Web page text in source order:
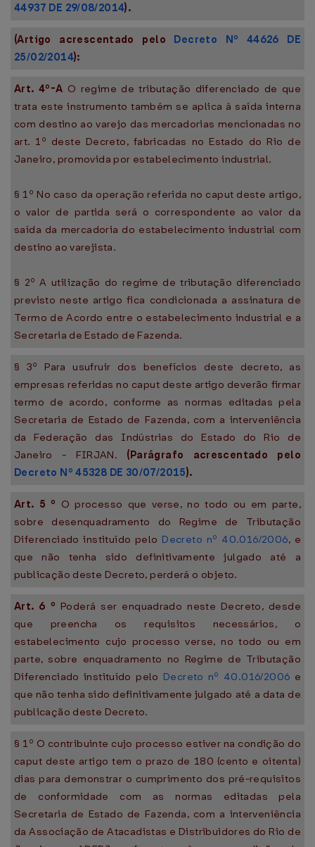
44937 DE 29/08/2014).
(Artigo acrescentado pelo Decreto Nº 44626 DE
25/02/2014):
Art. 4º-A O regime de tributação diferenciado de que
trata este instrumento também se aplica à saída interna
com destino ao varejo das mercadorias mencionadas no
art. 1º deste Decreto, fabricadas no Estado do Rio de
Janeiro, promovida por estabelecimento industrial.
§ 1º No caso da operação referida no caput deste artigo,
o valor de partida será o correspondente ao valor da
saída da mercadoria do estabelecimento industrial com
destino ao varejista.
§ 2º A utilização do regime de tributação diferenciado
previsto neste artigo fica condicionada a assinatura de
Termo de Acordo entre o estabelecimento industrial e a
Secretaria de Estado de Fazenda.
§ 3º Para usufruir dos benefícios deste decreto, as
empresas referidas no caput deste artigo deverão firmar
termo de acordo, conforme as normas editadas pela
Secretaria de Estado de Fazenda, com a interveniência
da Federação das Indústrias do Estado do Rio de
Janeiro - FIRJAN. (Parágrafo acrescentado pelo
Decreto Nº 45328 DE 30/07/2015).
Art. 5 º O processo que verse, no todo ou em parte,
sobre desenquadramento do Regime de Tributação
Diferenciado instituído pelo Decreto nº 40.016/2006, e
que não tenha sido definitivamente julgado até a
publicação deste Decreto, perderá o objeto.
Art. 6 º Poderá ser enquadrado neste Decreto, desde
que preencha os requisitos necessários, o
estabelecimento cujo processo verse, no todo ou em
parte, sobre enquadramento no Regime de Tributação
Diferenciado instituído pelo Decreto nº 40.016/2006 e
que não tenha sido definitivamente julgado até a data de
publicação deste Decreto.
§ 1º O contribuinte cujo processo estiver na condição do
caput deste artigo tem o prazo de 180 (cento e oitenta)
dias para demonstrar o cumprimento dos pré-requisitos
de conformidade com as normas editadas pela
Secretaria de Estado de Fazenda, com a interveniência
da Associação de Atacadistas e Distribuidores do Rio de